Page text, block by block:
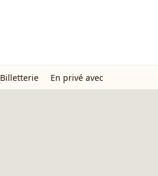
Billetterie En privé avec